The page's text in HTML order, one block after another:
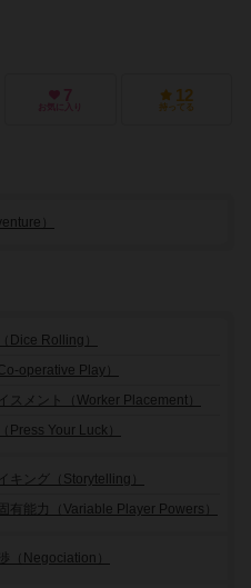
7
お気に入り
12
持ってる
）
Dice Rolling）
operative Play）
スメント（Worker Placement）
Press Your Luck）
キング（Storytelling）
有能力（Variable Player Powers）
（Negociation）